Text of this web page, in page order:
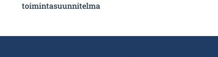
toimintasuunnitelma